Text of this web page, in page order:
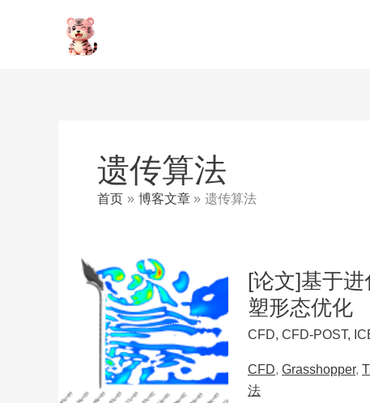
遗传算法
首页 博客文章 遗传算法
[论文]基于
塑形态优化
CFD, CFD-POST,
CFD, Grasshopper,
法